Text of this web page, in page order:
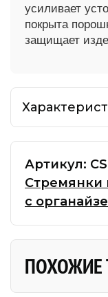
усиливает
покрыта
защищает
Артикул:
с
ПОХОЖИЕ